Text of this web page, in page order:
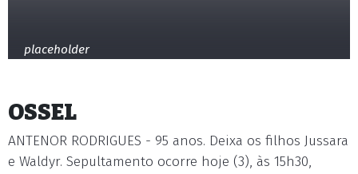
placeholder
OSSEL
ANTENOR RODRIGUES - 95 anos. Deixa os filhos Jussara
e Waldyr. Sepultamento ocorre hoje (3), às 15h30,